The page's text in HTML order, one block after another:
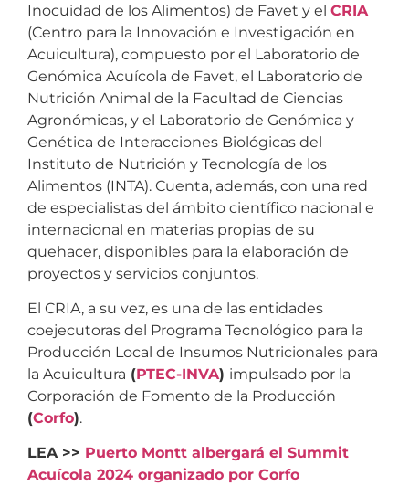
Inocuidad de los Alimentos) de Favet y el CRIA
(Centro para la Innovación e Investigación en
Acuicultura), compuesto por el Laboratorio de
Genómica Acuícola de Favet, el Laboratorio de
Nutrición Animal de la Facultad de Ciencias
Agronómicas, y el Laboratorio de Genómica y
Genética de Interacciones Biológicas del
Instituto de Nutrición y Tecnología de los
Alimentos (INTA). Cuenta, además, con una red
de especialistas del ámbito científico nacional e
internacional en materias propias de su
quehacer, disponibles para la elaboración de
proyectos y servicios conjuntos.
El CRIA, a su vez, es una de las entidades
coejecutoras del Programa Tecnológico para la
Producción Local de Insumos Nutricionales para
la Acuicultura (PTEC-INVA) impulsado por la
Corporación de Fomento de la Producción
(Corfo).
LEA >> Puerto Montt albergará el Summit
Acuícola 2024 organizado por Corfo